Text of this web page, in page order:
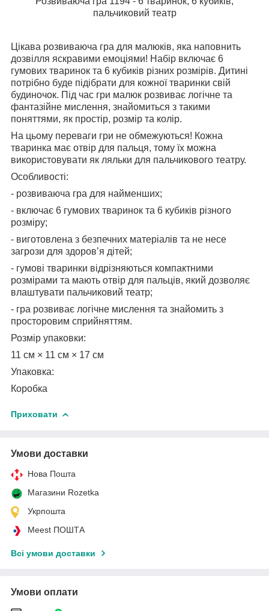
пальчиковий театр
Цікава розвиваюча гра для малюків, яка наповнить
дозвілля яскравими емоціями! Набір включає 6
гумових тваринок та 6 кубиків різних розмірів. Дитині
потрібно буде підібрати для кожної тваринки свій
будиночок. Під час гри малюк розвиває логічне та
фантазійне мислення, знайомиться з такими
поняттями, як простір, розмір та колір.
На цьому переваги гри не обмежуються! Кожна
тваринка має отвір для пальця, тому їх можна
використовувати як ляльки для пальчикового театру.
Особливості:
- розвиваюча гра для найменших;
- включає 6 гумових тваринок та 6 кубиків різного
розміру;
- виготовлена з безпечних матеріалів та не несе
загрози для здоров’я дітей;
- гумові тваринки відрізняються компактними
розмірами та мають отвір для пальців, який дозволяє
влаштувати пальчиковий театр;
- гра розвиває логічне мислення та знайомить з
просторовим сприйняттям.
Розмір упаковки:
11 см × 11 см × 17 см
Упаковка:
Коробка
Приховати
Умови доставки
Нова Пошта
Магазини Rozetka
Укрпошта
Meest ПОШТА
Всі умови доставки
Умови оплати